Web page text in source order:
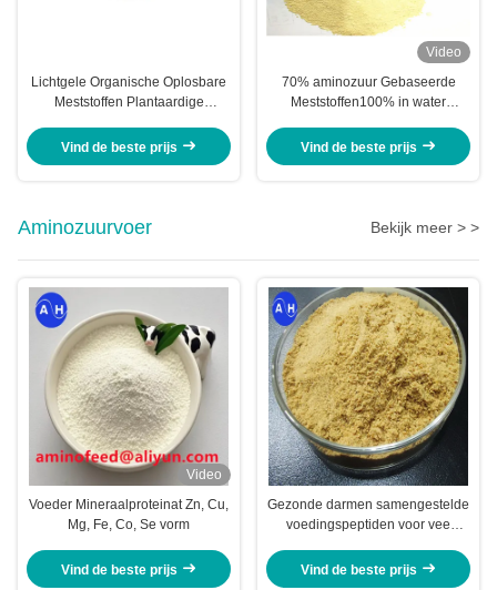
Lichtgele Organische Oplosbare
Meststoffen Plantaardige
Planten
Vind de beste prijs
Video
70% aminozuur Gebaseerde
Meststoffen100% in water
Vind de beste prijs
Aminozuurvoer Bekijk meer > >
Video
Voeder Mineraalproteinat Zn, Cu,
Mg, Fe, Co, Se vorm
Vind de beste prijs
Gezonde darmen samengestelde
voedingspeptiden voor vee
Vind de beste prijs